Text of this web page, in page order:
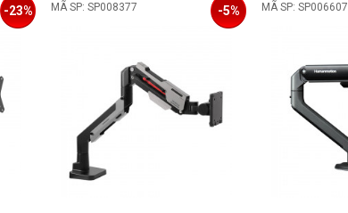
-23% MÃ SP: SP008377 -5% MÃ SP: SP006607